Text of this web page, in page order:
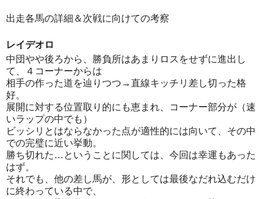
出走各馬の詳細＆次戦に向けての考察
レイデオロ
中団やや後ろから、勝負所はあまりロスをせずに進出し
て、４コーナーからは
相手の作った道を辿りつつ→直線キッチリ差し切った格
好。
展開に対する位置取り的にも恵まれ、コーナー部分が（速
いラップの中でも）
ビッシリとはならなかった点が適性的には向いて、その中
での完璧に近い挙動。
勝ち切れた…ということに関しては、今回は幸運もあった
はず。
それでも、他の差し馬が、形としては最後なだれ込むだけ
に終わっている中で、